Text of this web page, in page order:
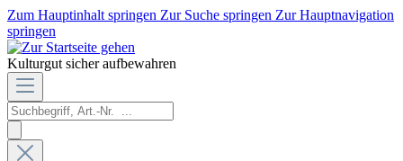
Zum Hauptinhalt springen Zur Suche springen Zur Hauptnavigation
springen
Kulturgut sicher aufbewahren